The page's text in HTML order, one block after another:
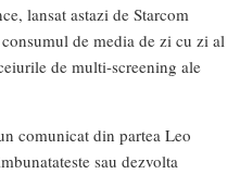
lansat astazi de Starcom
de media de zi cu zi al
de multi-screening ale
comunicat din partea Leo
sau dezvolta